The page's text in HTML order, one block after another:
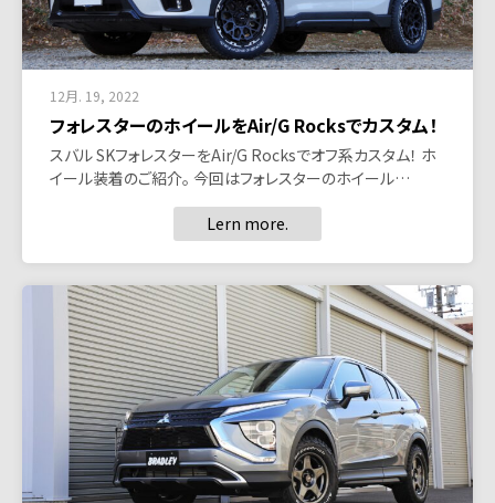
12月. 19, 2022
フォレスターのホイールをAir/G Rocksでカスタム！
スバル SKフォレスターをAir/G Rocksでオフ系カスタム！ ホ
イール装着のご紹介。 今回はフォレスターのホイール…
Lern more.